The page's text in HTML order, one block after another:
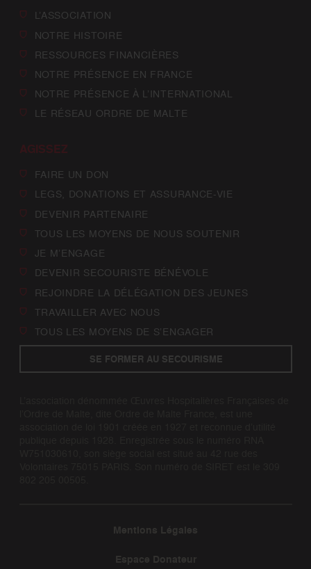
L’ASSOCIATION
NOTRE HISTOIRE
RESSOURCES FINANCIÈRES
NOTRE PRÉSENCE EN FRANCE
NOTRE PRÉSENCE À L’INTERNATIONAL
LE RÉSEAU ORDRE DE MALTE
AGISSEZ
FAIRE UN DON
LEGS, DONATIONS ET ASSURANCE-VIE
DEVENIR PARTENAIRE
TOUS LES MOYENS DE NOUS SOUTENIR
JE M’ENGAGE
DEVENIR SECOURISTE BÉNÉVOLE
REJOINDRE LA DÉLÉGATION DES JEUNES
TRAVAILLER AVEC NOUS
TOUS LES MOYENS DE S’ENGAGER
SE FORMER AU SECOURISME
Mentions Légales
Espace Donateur